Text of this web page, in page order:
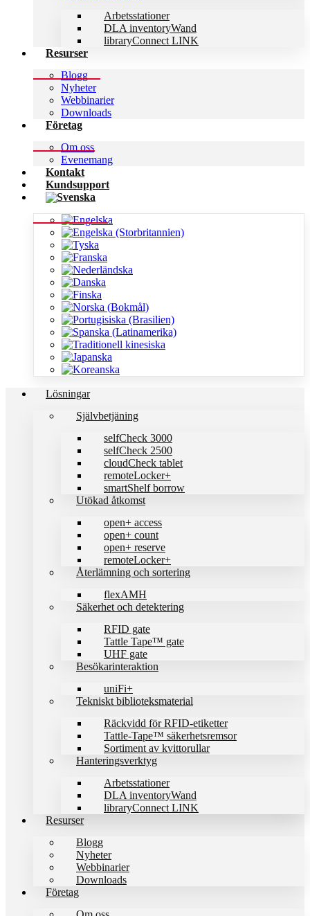
Arbetsstationer
DLA inventoryWand
libraryConnect LINK
Resurser
Blogg
Nyheter
Webbinarier
Downloads
Företag
Om oss
Evenemang
Kontakt
Kundsupport
Lösningar
Självbetjäning
selfCheck 3000
selfCheck 2500
cloudCheck tablet
remoteLocker+
smartShelf borrow
Utökad åtkomst
open+ access
open+ count
open+ reserve
remoteLocker+
Återlämning och sortering
flexAMH
Säkerhet och detektering
RFID gate
Tattle Tape™ gate
UHF gate
Besökarinteraktion
uniFi+
Tekniskt biblioteks­material
Räckvidd för RFID-etiketter
Tattle-Tape™ säkerhetsremsor
Sortiment av kvittorullar
Hanteringsverktyg
Arbetsstationer
DLA inventoryWand
libraryConnect LINK
Resurser
Blogg
Nyheter
Webbinarier
Downloads
Företag